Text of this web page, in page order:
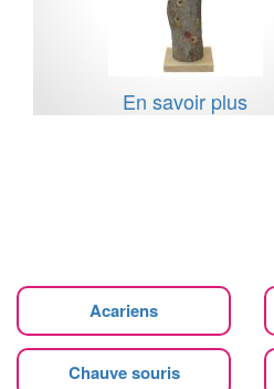
En savoir plus
Acariens
Chauve souris